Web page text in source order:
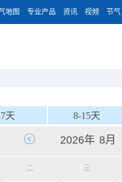
地图 专业产品 资讯 视频 节气
7天 8-15天
二 三